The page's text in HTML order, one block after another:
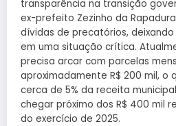
transparência na transição
ex-prefeito Zezinho da
dívidas de precatórios,
em uma situação crítica.
precisa arcar com parcelas
aproximadamente R$ 200 mil, o
cerca de 5% da receita
chegar próximo dos R$ 400 mil
do exercício de 2025.